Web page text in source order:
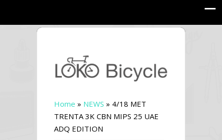
Home » NEWS » 4/18 MET
TRENTA 3K CBN MIPS 25 UAE
ADQ EDITION